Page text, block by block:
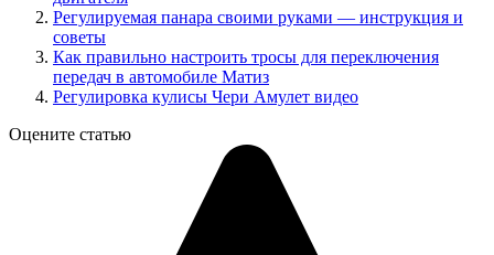
Регулируемая панара своими руками — инструкция и
советы
Как правильно настроить тросы для переключения
передач в автомобиле Матиз
Регулировка кулисы Чери Амулет видео
Оцените статью